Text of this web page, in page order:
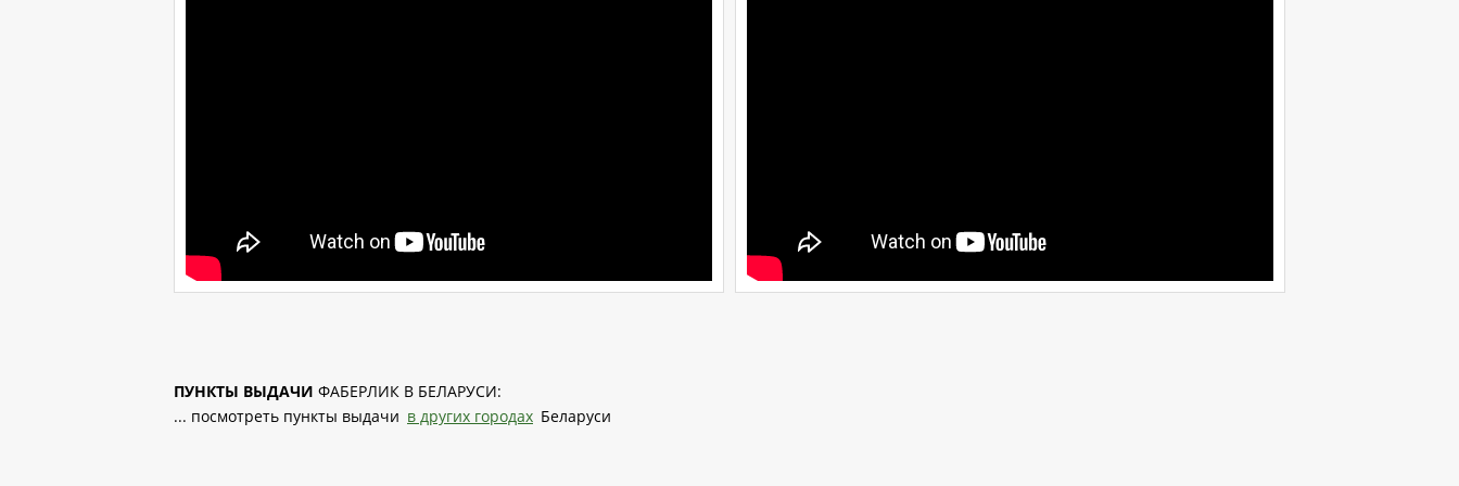
ПУНКТЫ ВЫДАЧИ ФАБЕРЛИК В БЕЛАРУСИ:
... посмотреть пункты выдачи в других городах Беларуси